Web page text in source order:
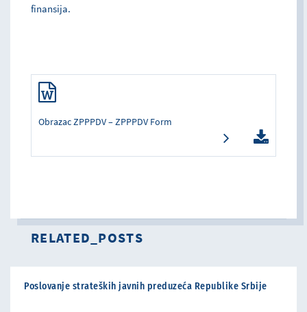
finansija.
Obrazac ZPPPDV – ZPPPDV Form
RELATED_POSTS
Poslovanje strateških javnih preduzeća Republike Srbije